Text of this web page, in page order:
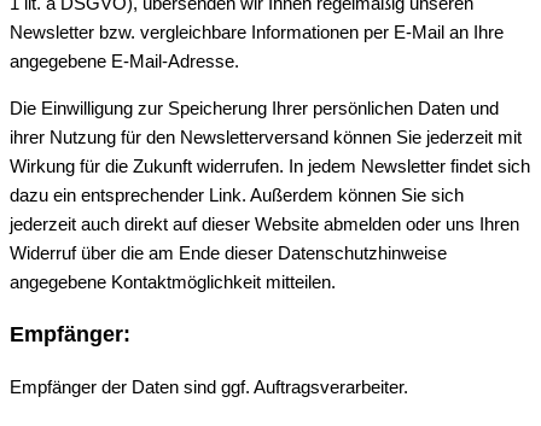
Newsletter bzw. vergleichbare Informationen per E-Mail an Ihre
angegebene E-Mail-Adresse.
Die Einwilligung zur Speicherung Ihrer persönlichen Daten und
ihrer Nutzung für den Newsletterversand können Sie jederzeit mit
Wirkung für die Zukunft widerrufen. In jedem Newsletter findet sich
dazu ein entsprechender Link. Außerdem können Sie sich
jederzeit auch direkt auf dieser Website abmelden oder uns Ihren
Widerruf über die am Ende dieser Datenschutzhinweise
angegebene Kontaktmöglichkeit mitteilen.
Empfänger:
Empfänger der Daten sind ggf. Auftragsverarbeiter.